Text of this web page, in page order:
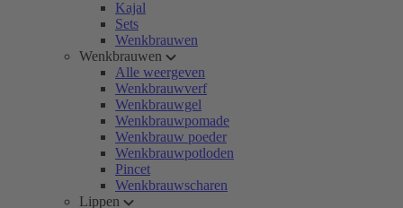
Kajal
Sets
Wenkbrauwen
Wenkbrauwen
Alle weergeven
Wenkbrauwverf
Wenkbrauwgel
Wenkbrauwpomade
Wenkbrauw poeder
Wenkbrauwpotloden
Pincet
Wenkbrauwscharen
Lippen